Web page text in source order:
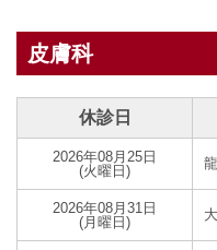
皮膚科
休診日
2026年08月25日
(火曜日)
2026年08月31日
(月曜日)